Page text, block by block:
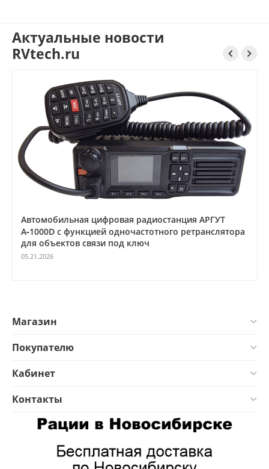
Актуальные новости
RVtech.ru
 
Автомобильная цифровая радиостанция АРГУТ
А‑1000D с функцией одночастотного ретранслятора
для объектов связи под ключ
05.21.2026
Магазин
Покупателю
Кабинет
Контакты